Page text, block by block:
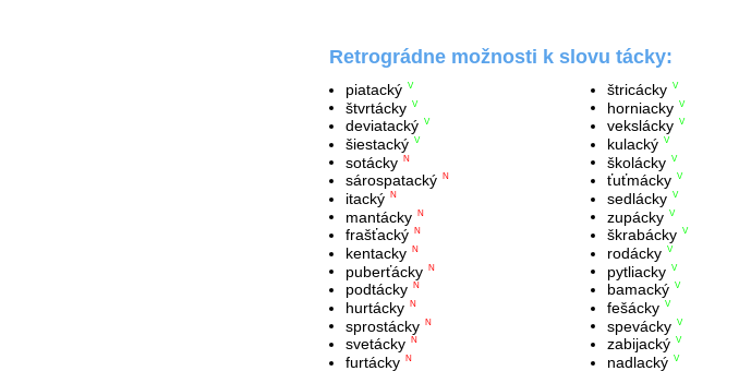
Retrográdne možnosti k slovu tácky:
piatacký V
štvrtácky V
deviatacký V
šiestacký V
sotácky N
sárospatacký N
itacký N
mantácky N
frašťacký N
kentacky N
puberťácky N
podtácky N
hurtácky N
sprostácky N
svetácky N
furtácky N
štricácky V
horniacky V
vekslácky V
kulacký V
školácky V
ťuťmácky V
sedlácky V
zupácky V
škrabácky V
rodácky V
pytliacky V
bamacký V
fešácky V
spevácky V
zabijacký V
nadlacký V